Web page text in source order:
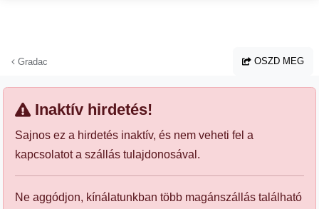
Gradac OSZD MEG
Inaktív hirdetés!
Sajnos ez a hirdetés inaktív, és nem veheti fel a
kapcsolatot a szállás tulajdonosával.
Ne aggódjon, kínálatunkban több magánszállás található